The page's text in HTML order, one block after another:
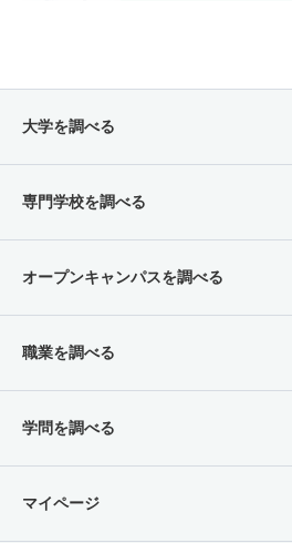
大学を調べる
専門学校を調べる
オープンキャンパスを調べる
職業を調べる
学問を調べる
マイページ